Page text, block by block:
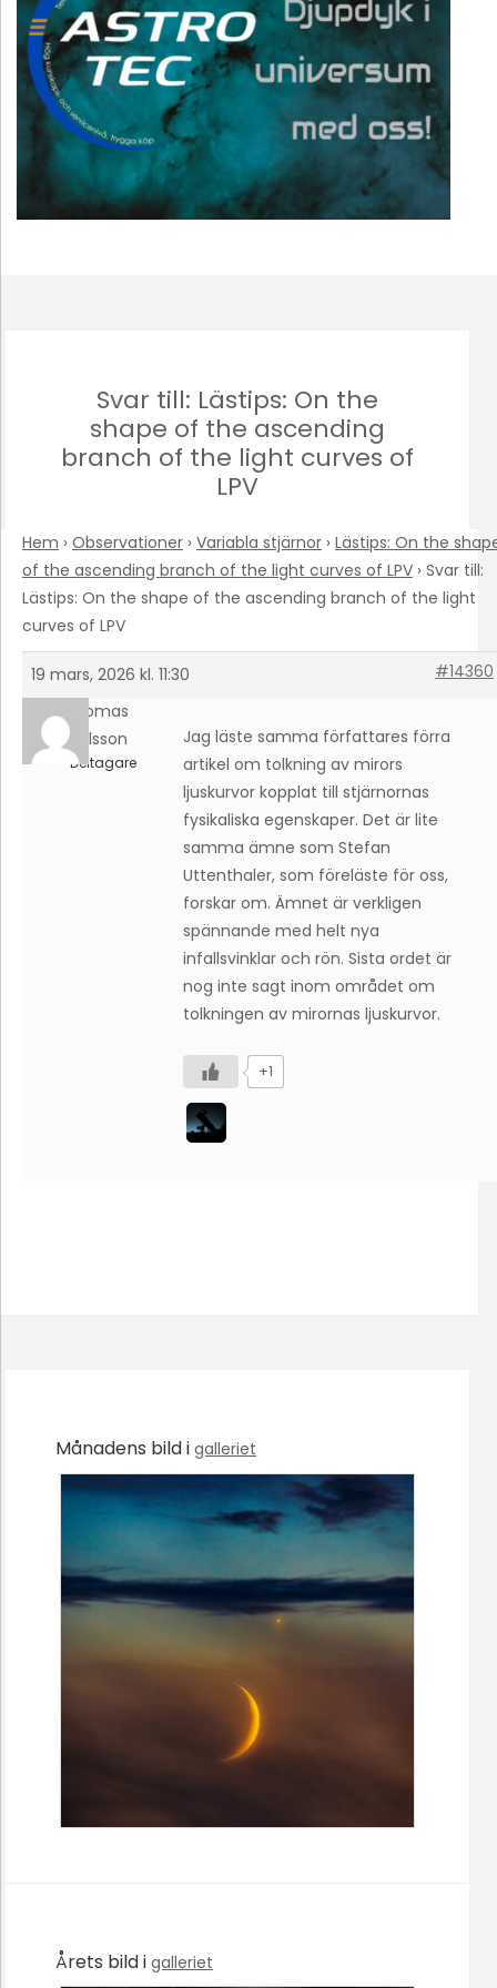
Svar till: Lästips: On the
shape of the ascending
branch of the light curves of
LPV
Hem › Observationer › Variabla stjärnor › Lästips: On the
of the ascending branch of the light curves of LPV › Svar till:
Lästips: On the shape of the ascending branch of the light
curves of LPV
19 mars, 2026 kl. 11:30
#14360
Thomas
Karlsson
Deltagare
Jag läste samma författares förra
artikel om tolkning av mirors
ljuskurvor kopplat till stjärnornas
fysikaliska egenskaper. Det är lite
samma ämne som Stefan
Uttenthaler, som föreläste för oss,
forskar om. Ämnet är verkligen
spännande med helt nya
infallsvinklar och rön. Sista ordet är
nog inte sagt inom området om
tolkningen av mirornas ljuskurvor.
+1
Månadens bild i galleriet
Årets bild i galleriet